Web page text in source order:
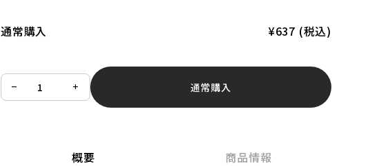
通常購入 ¥637 (税込)
通常購入
概要 商品情報